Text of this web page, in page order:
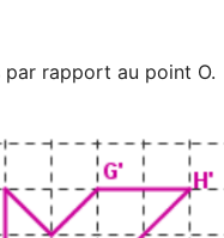
rapport au point O.